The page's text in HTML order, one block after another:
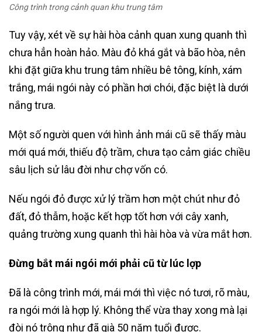
Công trình trong cảnh quan khu trung tâm
Tuy vậy, xét về sự hài hòa cảnh quan xung quanh thì
chưa hẳn hoàn hảo. Màu đỏ khá gắt và bão hòa, nên
khi đặt giữa khu trung tâm nhiều bê tông, kính, xám
trắng, mái ngói này có phần hơi chói, đặc biệt là dưới
nắng trưa.
Một số người quen với hình ảnh mái cũ sẽ thấy màu
mới quá mới, thiếu độ trầm, chưa tạo cảm giác chiều
sâu lịch sử lâu đời như chợ vốn có.
Nếu ngói đỏ được xử lý trầm hơn một chút như đỏ
đất, đỏ thẫm, hoặc kết hợp tốt hơn với cây xanh,
quảng trường xung quanh thì hài hòa và vừa mắt hơn.
Đừng bắt mái ngói mới phải cũ từ lúc lợp
Đã là công trình mới, mái mới thì việc nó tươi, rõ màu,
ra ngói mới là hợp lý. Không thể vừa thay xong mà lại
đòi nó trông như đã già 50 năm tuổi được.